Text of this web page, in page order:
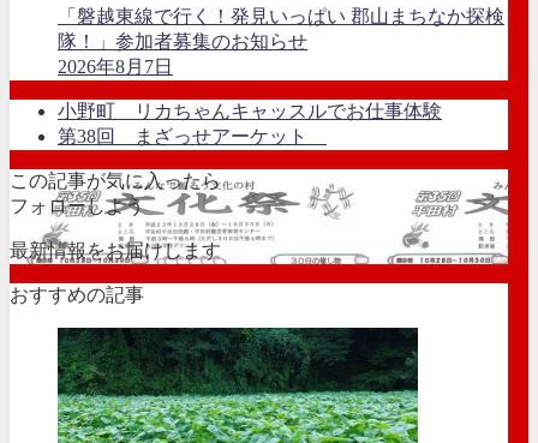
「磐越東線で行く！発見いっぱい 郡山まちなか探検
隊！」参加者募集のお知らせ
2026年8月7日
小野町 リカちゃんキャッスルでお仕事体験
第38回 まざっせアーケット
この記事が気に入ったら
フォローしよう
最新情報をお届けします
おすすめの記事